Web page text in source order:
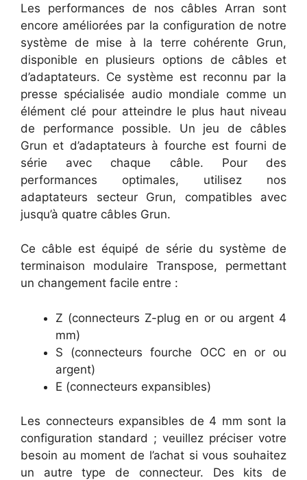
Les performances de nos câbles Arran sont
encore améliorées par la configuration de notre
système de mise à la terre cohérente Grun,
disponible en plusieurs options de câbles et
d’adaptateurs. Ce système est reconnu par la
presse spécialisée audio mondiale comme un
élément clé pour atteindre le plus haut niveau
de performance possible. Un jeu de câbles
Grun et d’adaptateurs à fourche est fourni de
série avec chaque câble. Pour des
performances optimales, utilisez nos
adaptateurs secteur Grun, compatibles avec
jusqu’à quatre câbles Grun.
Ce câble est équipé de série du système de
terminaison modulaire Transpose, permettant
un changement facile entre :
Z (connecteurs Z-plug en or ou argent 4
mm)
S (connecteurs fourche OCC en or ou
argent)
E (connecteurs expansibles)
Les connecteurs expansibles de 4 mm sont la
configuration standard ; veuillez préciser votre
besoin au moment de l’achat si vous souhaitez
un autre type de connecteur. Des kits de